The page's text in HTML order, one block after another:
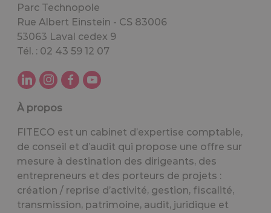
Parc Technopole
Rue Albert Einstein - CS 83006
53063 Laval cedex 9
Tél. : 02 43 59 12 07
À propos
FITECO est un cabinet d’expertise comptable,
de conseil et d’audit qui propose une offre sur
mesure à destination des dirigeants, des
entrepreneurs et des porteurs de projets :
création / reprise d’activité, gestion, fiscalité,
transmission, patrimoine, audit, juridique et